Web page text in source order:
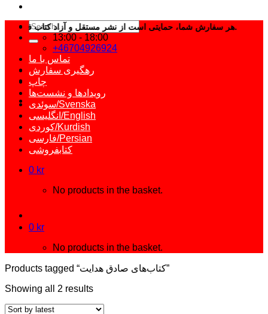
هر سفارش شما، حمایتی است از نشر مستقل و آزاد کتاب فارسی.
13:00 - 18:00
+46704926924
Search
for:
تماس با ما
رهگیری سفارش
چاپ
رویدادها و نشست‌ها
سوئدی/Svenska
انگلیسی/English
کوردی/Kurdish
فارسی/Persian
کتابفروشی
0 kr
No products in the basket.
0 kr
No products in the basket.
Products tagged “کتاب‌های صادق هدایت”
Showing all 2 results